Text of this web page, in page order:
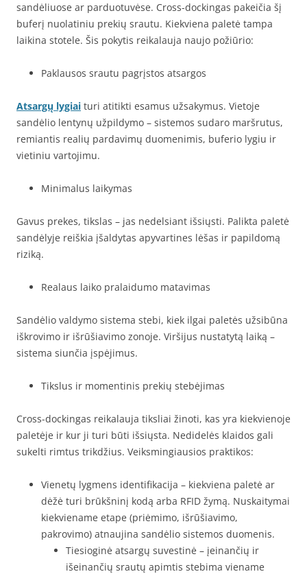
sandėliuose ar parduotuvėse. Cross-dockingas pakeičia šį
buferį nuolatiniu prekių srautu. Kiekviena paletė tampa
laikina stotele. Šis pokytis reikalauja naujo požiūrio:
Paklausos srautu pagrįstos atsargos
Atsargų lygiai turi atitikti esamus užsakymus. Vietoje
sandėlio lentynų užpildymo – sistemos sudaro maršrutus,
remiantis realių pardavimų duomenimis, buferio lygiu ir
vietiniu vartojimu.
Minimalus laikymas
Gavus prekes, tikslas – jas nedelsiant išsiųsti. Palikta paletė
sandėlyje reiškia įšaldytas apyvartines lėšas ir papildomą
riziką.
Realaus laiko pralaidumo matavimas
Sandėlio valdymo sistema stebi, kiek ilgai paletės užsibūna
iškrovimo ir išrūšiavimo zonoje. Viršijus nustatytą laiką –
sistema siunčia įspėjimus.
Tikslus ir momentinis prekių stebėjimas
Cross-dockingas reikalauja tiksliai žinoti, kas yra kiekvienoje
paletėje ir kur ji turi būti išsiųsta. Nedidelės klaidos gali
sukelti rimtus trikdžius. Veiksmingiausios praktikos:
Vienetų lygmens identifikacija – kiekviena paletė ar
dėžė turi brūkšninį kodą arba RFID žymą. Nuskaitymai
kiekviename etape (priėmimo, išrūšiavimo,
pakrovimo) atnaujina sandėlio sistemos duomenis.
Tiesioginė atsargų suvestinė – įeinančių ir
išeinančių srautų apimtis stebima viename